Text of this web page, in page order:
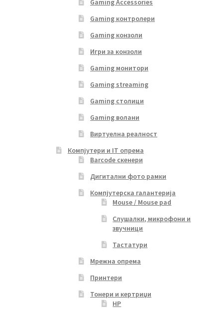
Gaming Accessories
Gaming контролери
Gaming конзоли
Игри за конзоли
Gaming монитори
Gaming streaming
Gaming столици
Gaming волани
Виртуелна реалност
Компјутери и IT опрема
Barcode скенери
Дигитални фото рамки
Компјутерска галантерија
Mouse / Mouse pad
Слушалки, микрофони и
звучници
Тастатури
Мрежна опрема
Принтери
Тонери и кертриџи
HP